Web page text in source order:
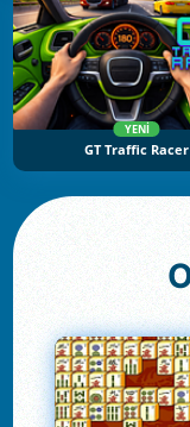
YENI
GT Traffic Racer